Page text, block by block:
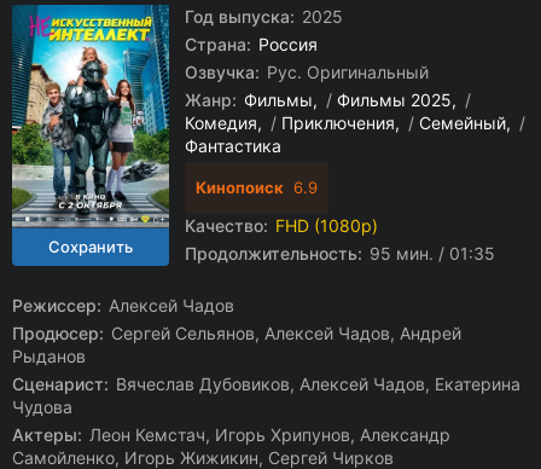
Год выпуска: 2025
Страна: Россия
Озвучка: Рус. Оригинальный
Жанр: Фильмы / Фильмы 2025
/
Комедия
/ Приключения / Семейный
/
Фантастика
Кинопоиск 6.9
Качество: FHD (1080p)
Продолжительность: 95 мин. / 01:35
Режиссер: Алексей Чадов
Продюсер: Сергей Сельянов, Алексей Чадов, Андрей
Рыданов
Сценарист: Вячеслав Дубовиков, Алексей Чадов, Екатерина
Чудова
Актеры: Леон Кемстач, Игорь Хрипунов, Александр
Самойленко, Игорь Жижикин, Сергей Чирков